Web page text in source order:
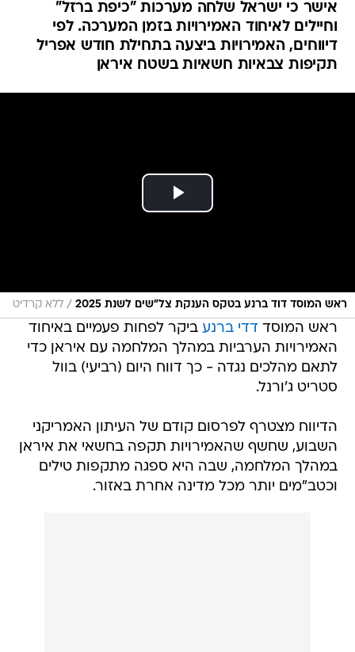
אישר כי ישראל שלחה מערכות "כיפת ברזל"
וחיילים לאיחוד האמירויות בזמן המערכה. לפי
דיווחים, האמירויות ביצעה בתחילת חודש אפריל
תקיפות צבאיות חשאיות בשטח איראן
ראש המוסד דוד ברנע בטקס הענקת צל״שים לשנת 2025 / ללא קרדיט
ראש המוסד דדי ברנע ביקר לפחות פעמיים באיחוד
האמירויות הערביות במהלך המלחמה עם איראן כדי
לתאם מהלכים נגדה - כך דווח היום (רביעי) בוול
סטריט ג'ורנל.
הדיווח מצטרף לפרסום קודם של העיתון האמריקני
השבוע, שחשף שהאמירויות תקפה בחשאי את איראן
במהלך המלחמה, שבה היא ספגה מתקפות טילים
וכטב"מים יותר מכל מדינה אחרת באזור.